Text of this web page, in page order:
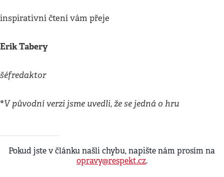
inspirativní čtení vám přeje
Erik Tabery
šéfredaktor
*V původní verzi jsme uvedli, že se jedná o hru
Pokud jste v článku našli chybu, napište nám prosím na
opravy@respekt.cz.